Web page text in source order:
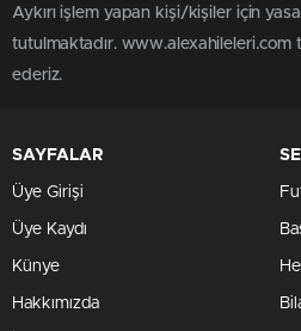
Aykırı işlem yapan kişi/kişiler için
tutulmaktadır.
ederiz.
SAYFALAR
Üye Girişi
Üye Kaydı
Künye
Hakkımızda